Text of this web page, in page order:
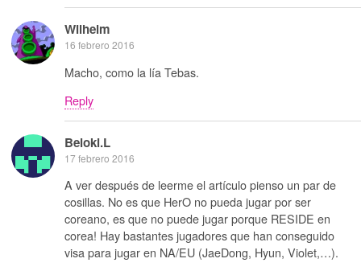
Wilhelm
16 febrero 2016
Macho, como la lía Tebas.
Reply
Beloki.L
17 febrero 2016
A ver después de leerme el artículo pienso un par de
cosillas. No es que HerO no pueda jugar por ser
coreano, es que no puede jugar porque RESIDE en
corea! Hay bastantes jugadores que han conseguido
visa para jugar en NA/EU (JaeDong, Hyun, Violet,…).